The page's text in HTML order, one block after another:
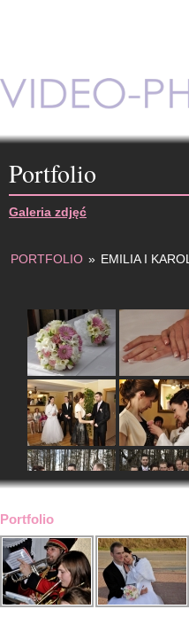
Portfolio
Galeria zdjęć
PORTFOLIO » EMILIA I KAROL
Portfolio